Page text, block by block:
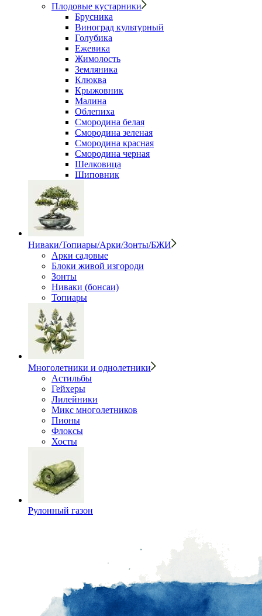
Плодовые кустарники
Брусника
Виноград культурный
Голубика
Ежевика
Жимолость
Земляника
Клюква
Крыжовник
Малина
Облепиха
Смородина белая
Смородина зеленая
Смородина красная
Смородина черная
Шелковица
Шиповник
Ниваки/Топиары/Арки/Зонты/БЖИ
Арки садовые
Блоки живой изгороди
Зонты
Ниваки (бонсаи)
Топиары
Многолетники и однолетники
Астильбы
Гейхеры
Лилейники
Микс многолетников
Пионы
Флоксы
Хосты
Рулонный газон